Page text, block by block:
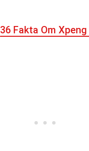
36 Fakta Om Xpeng